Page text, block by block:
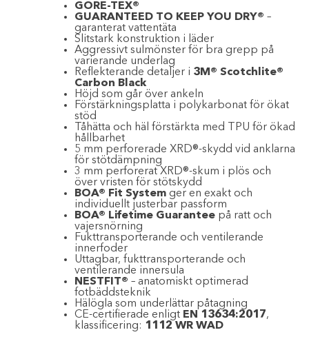
GORE-TEX®
GUARANTEED TO KEEP YOU DRY® –
garanterat vattentäta
Slitstark konstruktion i läder
Aggressivt sulmönster för bra grepp på
varierande underlag
Reflekterande detaljer i 3M® Scotchlite®
Carbon Black
Höjd som går över ankeln
Förstärkningsplatta i polykarbonat för ökat
stöd
Tåhätta och häl förstärkta med TPU för ökad
hållbarhet
5 mm perforerade XRD®-skydd vid anklarna
för stötdämpning
3 mm perforerat XRD®-skum i plös och
över vristen för stötskydd
BOA® Fit System ger en exakt och
individuellt justerbar passform
BOA® Lifetime Guarantee på ratt och
vajersnörning
Fukttransporterande och ventilerande
innerfoder
Uttagbar, fukttransporterande och
ventilerande innersula
NESTFIT® – anatomiskt optimerad
fotbäddsteknik
Hälögla som underlättar påtagning
CE-certifierade enligt EN 13634:2017,
klassificering: 1112 WR WAD